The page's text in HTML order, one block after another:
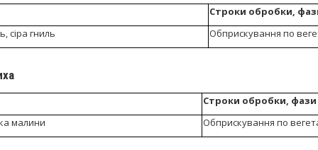
Строки обробки,
сіра гниль
Обприскування по
Строки обробки,
малини
Обприскування по